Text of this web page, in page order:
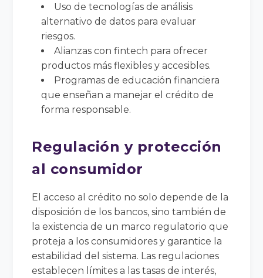
Uso de tecnologías de análisis
alternativo de datos para evaluar
riesgos.
Alianzas con fintech para ofrecer
productos más flexibles y accesibles.
Programas de educación financiera
que enseñan a manejar el crédito de
forma responsable.
Regulación y protección
al consumidor
El acceso al crédito no solo depende de la
disposición de los bancos, sino también de
la existencia de un marco regulatorio que
proteja a los consumidores y garantice la
estabilidad del sistema. Las regulaciones
establecen límites a las tasas de interés,